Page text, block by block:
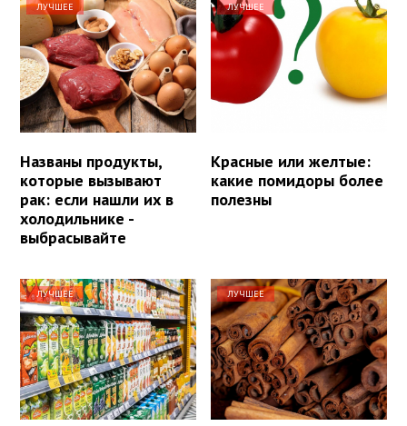
ЛУЧШЕЕ
Названы продукты,
которые вызывают
рак: если нашли их в
холодильнике -
выбрасывайте
ЛУЧШЕЕ
Красные или желтые:
какие помидоры более
полезны
ЛУЧШЕЕ ЛУЧШЕЕ